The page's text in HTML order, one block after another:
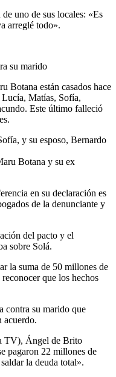
uno de sus locales: «Es
arreglé todo».
su marido
Botana están casados hace
Matías, Sofía,
Este último falleció
y su esposo, Bernardo
Botana y su ex
en su declaración es
de la denunciante y
del pacto y el
sobre Solá.
la suma de 50 millones de
que los hechos
contra su marido que
acuerdo.
TV), Ángel de Brito
pagaron 22 millones de
la deuda total».